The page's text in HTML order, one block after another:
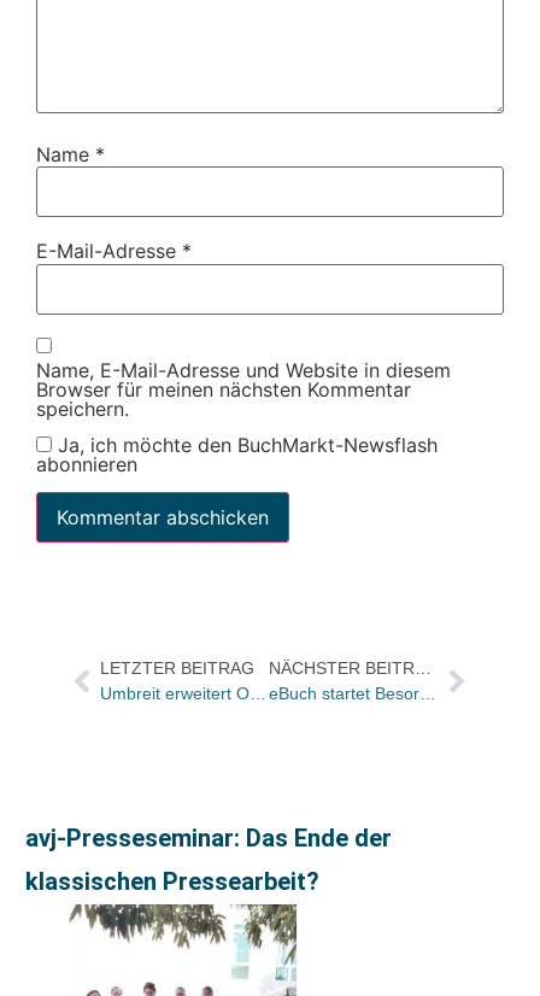
Name *
E-Mail-Adresse *
Name, E-Mail-Adresse und Website in diesem
Browser für meinen nächsten Kommentar
speichern.
Ja, ich möchte den BuchMarkt-Newsflash
abonnieren
LETZTER BEITRAG
Umbreit erweitert Online-Bibliographie
avj-Presseseminar: Das Ende der
klassischen Pressearbeit?